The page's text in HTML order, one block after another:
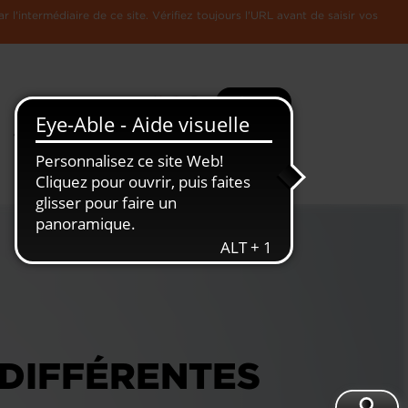
l'intermédiaire de ce site. Vérifiez toujours l'URL avant de saisir vos
Recherche Plus
Toute
L'Economie